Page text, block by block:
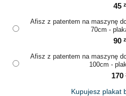
45
Afisz z patentem na maszynę
70cm -
90
Afisz z patentem na maszynę
100cm -
170
Kupujesz plakat